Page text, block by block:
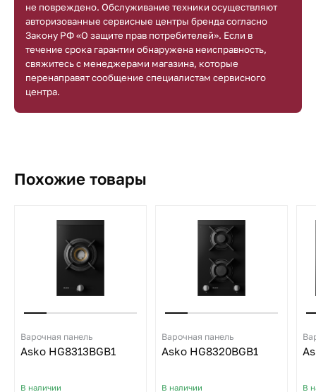
не повреждено. Обслуживание техники осуществляют
авторизованные сервисные центры бренда согласно
Закону РФ «О защите прав потребителей». Если в
течение срока гарантии обнаружена неисправность,
свяжитесь с менеджерами магазина, которые
перенаправят сообщение специалистам сервисного
центра.
Похожие товары
Варочная панель
Asko HG8313BGB1
В наличии
Варочная панель
Asko HG8320BGB1
В наличии В